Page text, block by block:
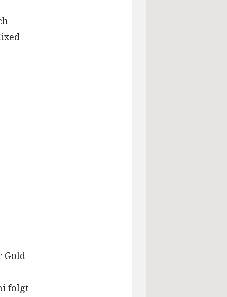
Gold-
folgt